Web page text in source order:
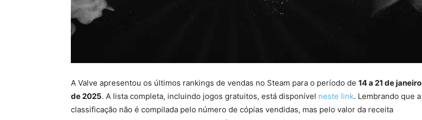
A Valve apresentou os últimos rankings de vendas no Steam para o período de 14 a 21 de janeiro
de 2025. A lista completa, incluindo jogos gratuitos, está disponível neste link. Lembrando que a
classificação não é compilada pelo número de cópias vendidas, mas pelo valor da receita